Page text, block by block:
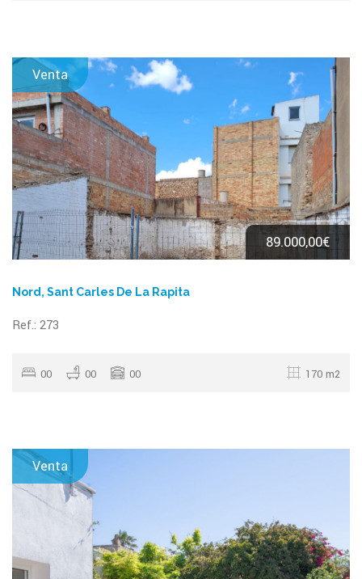
Venta
89.000,00€
Nord, Sant Carles De La Rapita
Ref.: 273
00 00 00 170 m2
Venta